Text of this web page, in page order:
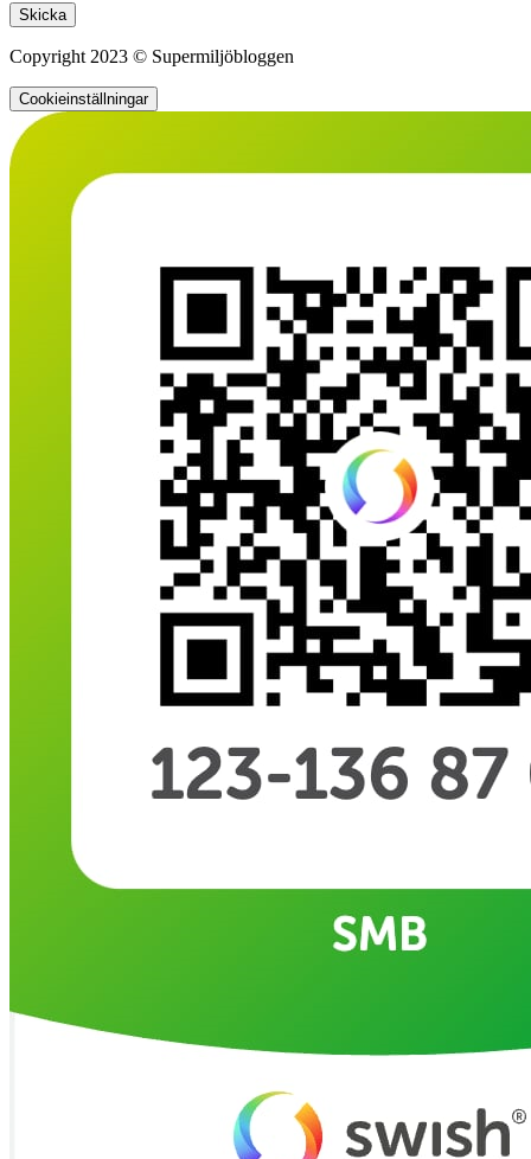
Lämna detta fält tomt.
Copyright 2023 © Supermiljöbloggen
Cookieinställningar